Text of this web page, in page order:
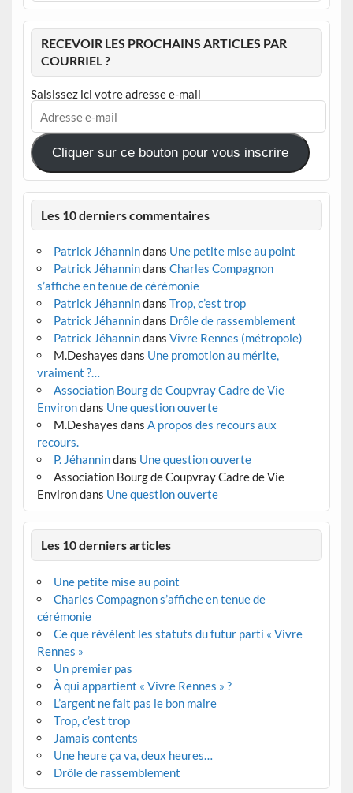
RECEVOIR LES PROCHAINS ARTICLES PAR
COURRIEL ?
Saisissez ici votre adresse e-mail
Adresse
mail
Cliquer sur ce bouton pour vous inscrire
Les 10 derniers commentaires
Patrick Jéhannindans Une petite mise au point
Patrick Jéhannindans Charles Compagnon
s’affiche en tenue de cérémonie
Patrick Jéhannindans Trop, c’est trop
Patrick Jéhannindans Drôle de rassemblement
Patrick Jéhannindans Vivre Rennes (métropole)
M.Deshayes dans Une promotion au mérite,
vraiment ?…
Association Bourg de Coupvray Cadre de Vie
Environdans Une question ouverte
M.Deshayes dans A propos des recours aux
recours.
P. Jéhannindans Une question ouverte
Association Bourg de Coupvray Cadre de Vie
Environdans Une question ouverte
Les 10 derniers articles
Une petite mise au point
Charles Compagnon s’affiche en tenue de
cérémonie
Ce que révèlent les statuts du futur parti « Vivre
Rennes »
Un premier pas
À qui appartient « Vivre Rennes » ?
L’argent ne fait pas le bon maire
Trop, c’est trop
Jamais contents
Une heure ça va, deux heures…
Drôle de rassemblement